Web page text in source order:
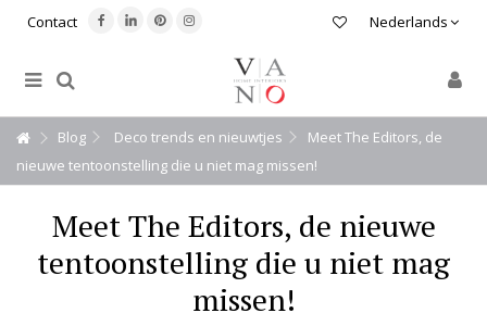
Nederlands
Contact
Blog Deco trends en nieuwtjes
Meet The Editors, de
nieuwe tentoonstelling die u niet mag missen!
Meet The Editors, de nieuwe
tentoonstelling die u niet mag
missen!